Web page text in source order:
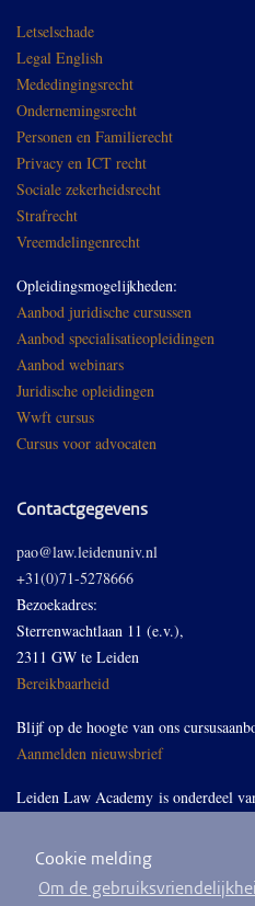
Cookie melding
Om de
Letselschade
Legal English
Mededingingsrecht
Ondernemingsrecht
Personen en Familierecht
Privacy en ICT recht
Sociale zekerheidsrecht
Strafrecht
Vreemdelingenrecht
Opleidingsmogelijkheden:
Aanbod juridische cursussen
Aanbod specialisatieopleidingen
Aanbod webinars
Juridische opleidingen
Wwft cursus
Cursus voor advocaten
Contactgegevens
pao@law.leidenuniv.nl
+31(0)71-5278666
Bezoekadres:
Sterrenwachtlaan 11 (e.v.),
2311 GW te Leiden
Bereikbaarheid
Blijf op de hoogte van ons
Aanmelden nieuwsbrief
Leiden Law Academy is onderdeel
Volg ons op LinkedIn